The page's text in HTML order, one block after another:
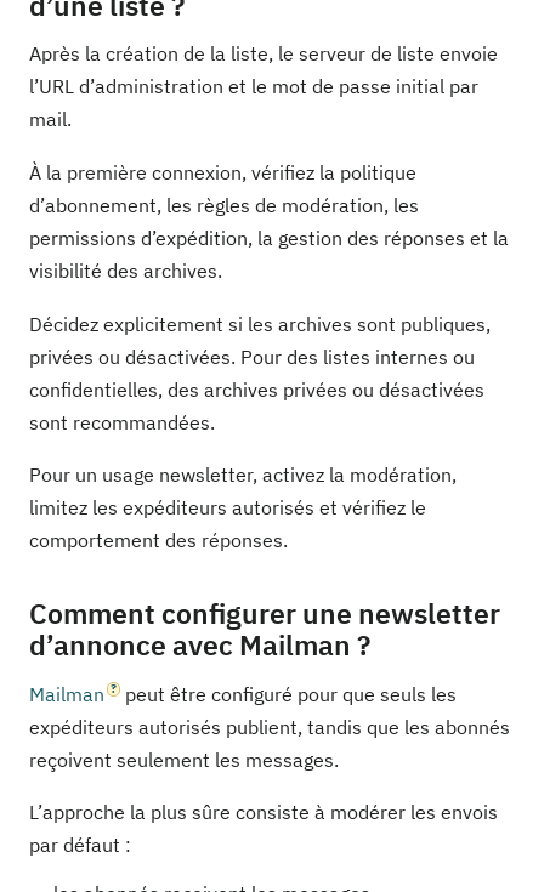
Après la création de la liste, le serveur de liste envoie
l’URL d’administration et le mot de passe initial par
mail.
À la première connexion, vérifiez la politique
d’abonnement, les règles de modération, les
permissions d’expédition, la gestion des réponses et la
visibilité des archives.
Décidez explicitement si les archives sont publiques,
privées ou désactivées. Pour des listes internes ou
confidentielles, des archives privées ou désactivées
sont recommandées.
Pour un usage newsletter, activez la modération,
limitez les expéditeurs autorisés et vérifiez le
comportement des réponses.
Comment configurer une newsletter
d’annonce avec Mailman ?
Mailman
peut être configuré pour que seuls les
expéditeurs autorisés publient, tandis que les abonnés
reçoivent seulement les messages.
L’approche la plus sûre consiste à modérer les envois
par défaut :